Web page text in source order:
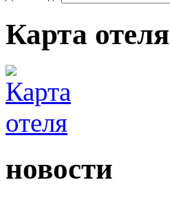
Карта отеля
новости